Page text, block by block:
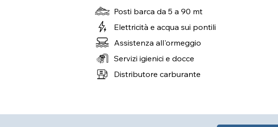
Posti barca da 5 a 90 mt
Elettricità e acqua sui pontili
Assistenza all'ormeggio
Servizi igienici e docce
Distributore carburante